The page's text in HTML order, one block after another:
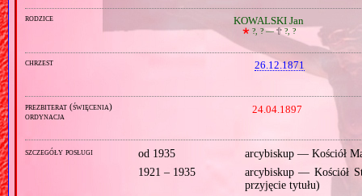
rodzice KOWALSKI Jan
🞲 ?, ? —🕆?, ?
chrzest 26.12.1871
prezbiterat (święcenia)
ordynacja
24.04.1897
szczegóły posługi od 1935
arcybiskup — Kościół
1921 – 1935
arcybiskup — Kościół
przyjęcie tytułu)